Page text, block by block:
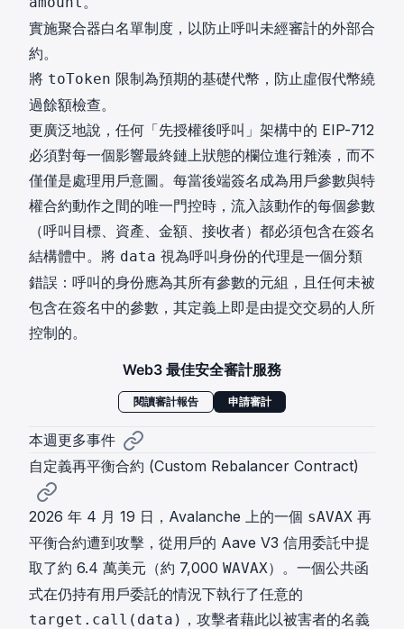
實施聚合器白名單制度，以防止呼叫未經審計的外部合
約。
將 toToken 限制為預期的基礎代幣，防止虛假代幣繞
過餘額檢查。
更廣泛地說，任何「先授權後呼叫」架構中的 EIP-712
必須對每一個影響最終鏈上狀態的欄位進行雜湊，而不
僅僅是處理用戶意圖。每當後端簽名成為用戶參數與特
權合約動作之間的唯一門控時，流入該動作的每個參數
（呼叫目標、資產、金額、接收者）都必須包含在簽名
結構體中。將 data 視為呼叫身份的代理是一個分類
錯誤：呼叫的身份應為其所有參數的元組，且任何未被
包含在簽名中的參數，其定義上即是由提交交易的人所
控制的。
Web3 最佳安全審計服務
閱讀審計報告 申請審計
本週更多事件
自定義再平衡合約 (Custom Rebalancer Contract)
2026 年 4 月 19 日，Avalanche 上的一個 sAVAX 再
平衡合約遭到攻擊，從用戶的 Aave V3 信用委託中提
取了約 6.4 萬美元（約 7,000 WAVAX）。一個公共函
式在仍持有用戶委託的情況下執行了任意的
target.call(data) ，攻擊者藉此以被害者的名義